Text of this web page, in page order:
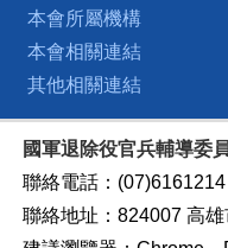
本會所屬機構
本會相關連結
其他相關連結
國軍退除役官兵輔導委
聯絡電話：
聯絡地址：824007 高